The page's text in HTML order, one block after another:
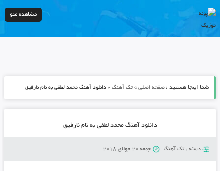
مشاهده منو
شما اینجا هستید : صفحه اصلی» تک آهنگ» دانلود آهنگ محمد لطفی به نام نارفیق
دانلود آهنگ محمد لطفی به نام نارفیق
دسته : تک آهنگ جمعه 20 جولای 2018